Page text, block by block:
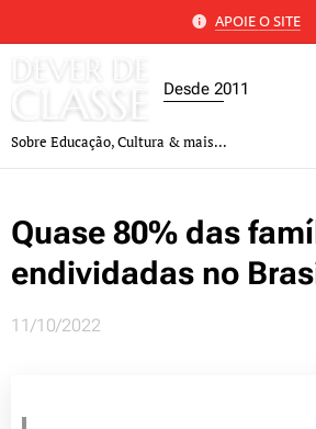
APOIE O SITE
Desde 2011
Sobre Educação, Cultura & mais...
Quase 80% das
endividadas no
11/10/2022